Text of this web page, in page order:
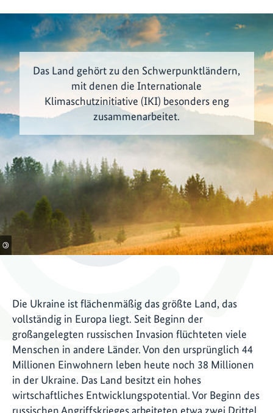
Das Land gehört zu den Schwerpunktländern,
mit denen die Internationale
Klimaschutzinitiative (IKI) besonders eng
zusammenarbeitet.
©
Die Ukraine ist flächenmäßig das größte Land, das
vollständig in Europa liegt. Seit Beginn der
großangelegten russischen Invasion flüchteten viele
Menschen in andere Länder. Von den ursprünglich 44
Millionen Einwohnern leben heute noch 38 Millionen
in der Ukraine. Das Land besitzt ein hohes
wirtschaftliches Entwicklungspotential. Vor Beginn des